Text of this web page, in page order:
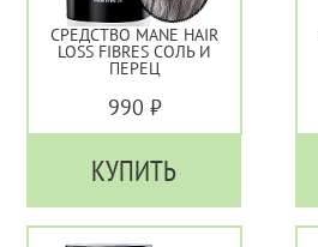
СРЕДСТВО MANE HAIR
LOSS FIBRES СОЛЬ И
ПЕРЕЦ
990 ₽
КУПИТЬ